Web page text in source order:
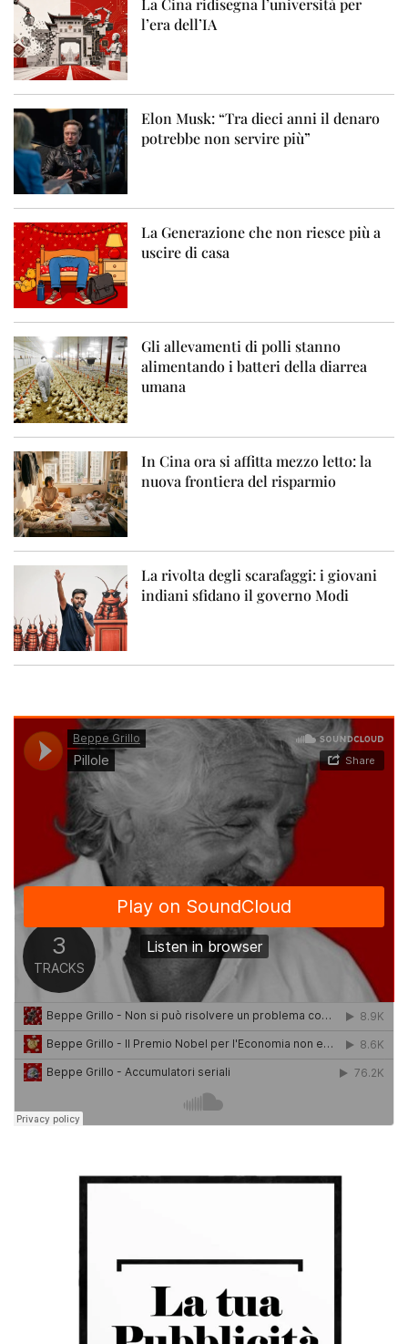
La Cina ridisegna l’università per
l’era dell’IA
Elon Musk: “Tra dieci anni il denaro
potrebbe non servire più”
La Generazione che non riesce più a
uscire di casa
Gli allevamenti di polli stanno
alimentando i batteri della diarrea
umana
In Cina ora si affitta mezzo letto: la
nuova frontiera del risparmio
La rivolta degli scarafaggi: i giovani
indiani sfidano il governo Modi